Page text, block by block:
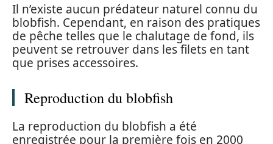
Il n’existe aucun prédateur naturel connu du
blobfish. Cependant, en raison des pratiques
de pêche telles que le chalutage de fond, ils
peuvent se retrouver dans les filets en tant
que prises accessoires.
Reproduction du blobfish
La reproduction du blobfish a été
enregistrée pour la première fois en 2000